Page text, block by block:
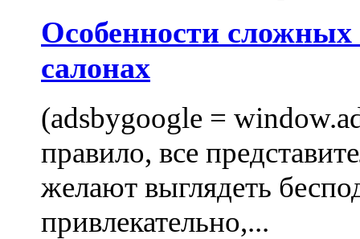
Особенности
салонах
(adsbygoogle =
правило, все
желают выглядеть
привлекательно,...